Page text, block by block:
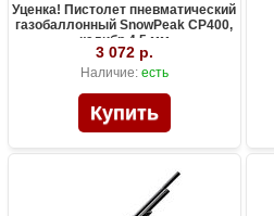
Уценка! Пистолет пневматический
газобаллонный SnowPeak CP400,
калибр 4.5 мм
3 072 р.
Наличие: есть